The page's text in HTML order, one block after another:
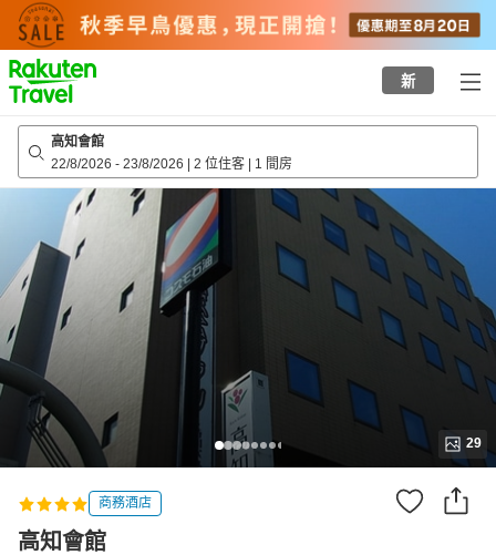
to
top
page
新
高知會館
22/8/2026 - 23/8/2026 | 2 位住客 | 1 間房
29
商務酒店
高知會館